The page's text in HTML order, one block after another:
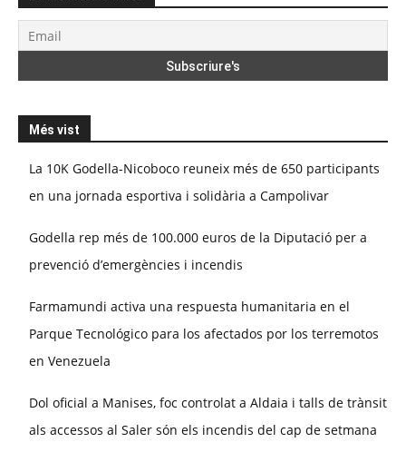
Més vist
La 10K Godella-Nicoboco reuneix més de 650 participants
en una jornada esportiva i solidària a Campolivar
Godella rep més de 100.000 euros de la Diputació per a
prevenció d’emergències i incendis
Farmamundi activa una respuesta humanitaria en el
Parque Tecnológico para los afectados por los terremotos
en Venezuela
Dol oficial a Manises, foc controlat a Aldaia i talls de trànsit
als accessos al Saler són els incendis del cap de setmana